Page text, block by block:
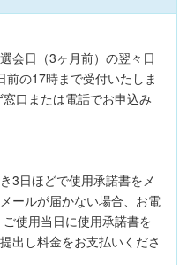
会日（3ヶ月前）の翌々日
の17時まで受付いたしま
口または電話でお申込み
3日ほどで使用承諾書をメ
ールが届かない場合、お電
使用当日に使用承諾書を
出し料金をお支払いくださ